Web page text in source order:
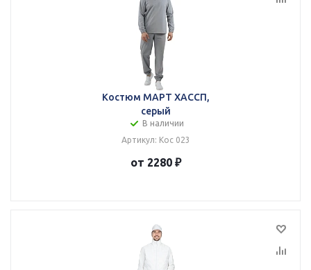
Костюм МАРТ ХАССП,
серый
В наличии
Артикул: Кос 023
от 2280 ₽